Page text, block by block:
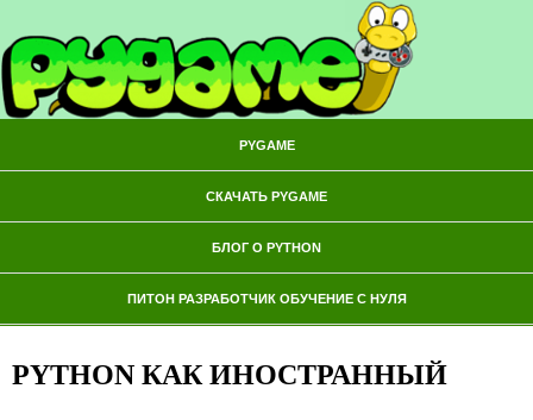
PYGAME
СКАЧАТЬ PYGAME
БЛОГ О PYTHON
ПИТОН РАЗРАБОТЧИК ОБУЧЕНИЕ С НУЛЯ
PYTHON КАК ИНОСТРАННЫЙ